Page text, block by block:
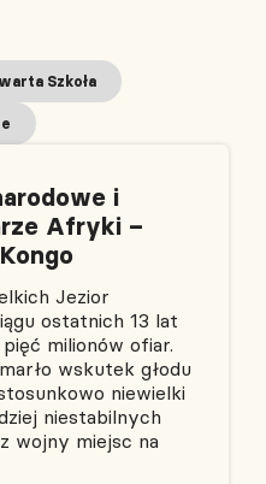
i
Afryki –
Jezior
ostatnich 13 lat
milionów ofiar.
wskutek głodu
niewielki
niestabilnych
wojny miejsc na
Szkoła